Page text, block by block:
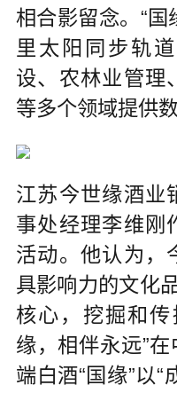
相合影留念。“国
里太阳同步轨
设、农林业管理
等多个领域提供
江苏今世缘酒业
事处经理李维刚
活动。他认为，
具影响力的文化
核心，挖掘和
缘，相伴永远”
端白酒“国缘”以